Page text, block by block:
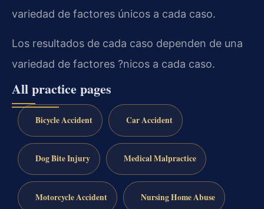
variedad de factores únicos a cada caso.
Los resultados de cada caso dependen de una
variedad de factores ?nicos a cada caso.
All practice pages
Bicycle Accident Car Accident
Dog Bite Injury Medical Malpractice
Motorcycle Accident Nursing Home Abuse